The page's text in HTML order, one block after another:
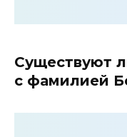
Существуют
с фамилией